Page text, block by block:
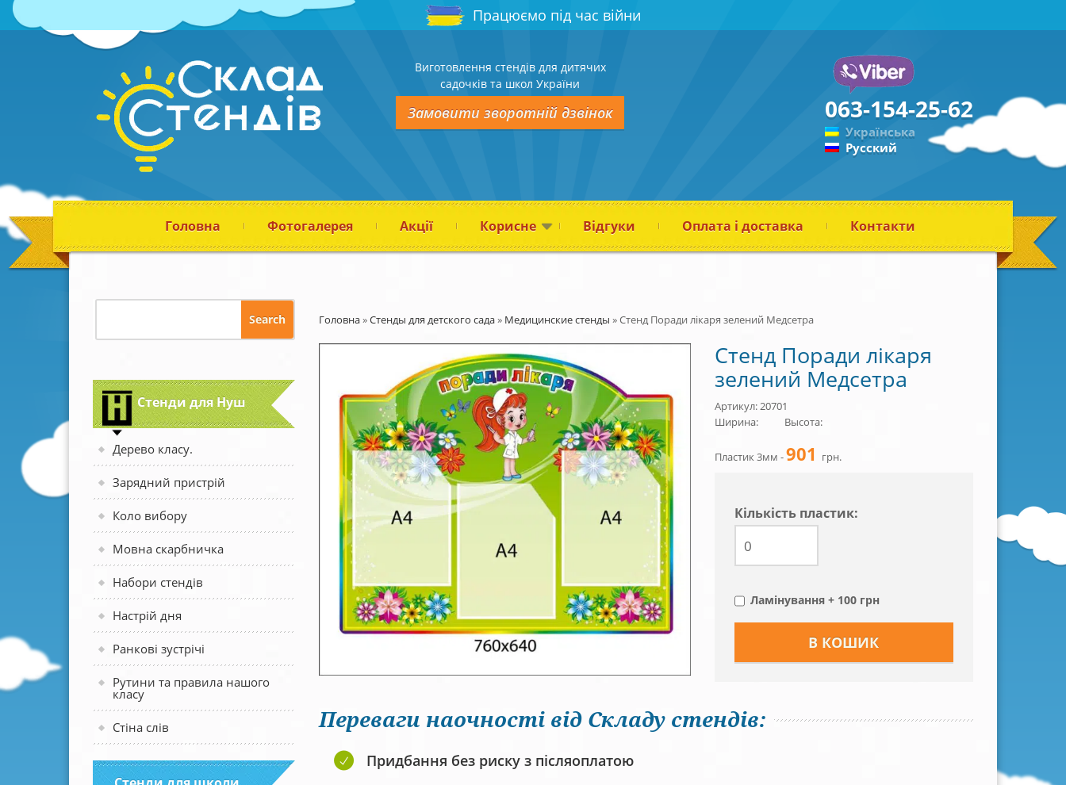
Працюємо під час війни
Виготовлення стендів для дитячих
садочків та школ України
Замовити зворотній дзвінок 063-154-25-62
Українська
Русский
Головна Фотогалерея Акції Корисне Відгуки Оплата і доставка Контакти
Стенди для Нуш
Дерево класу.
Зарядний пристрій
Коло вибору
Мовна скарбничка
Набори стендів
Настрій дня
Ранкові зустрічі
Рутини та правила нашого
класу
Стіна слів
Головна»Стенды для детского сада» Медицинские стенды »Стенд Поради лікаря зелений Медсетра
Стенд Поради лікаря
зелений Медсетра
Артикул: 20701
Ширина:
Высота:
Пластик 3мм -901 грн.
Кiлькiсть пластик:
Ламінування + 100 грн
Переваги наочності від Складу стендів:
Придбання без риску з післяоплатою